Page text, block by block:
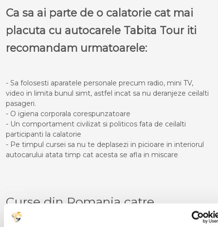
Ca sa ai parte de o calatorie cat mai
placuta cu autocarele Tabita Tour iti
recomandam urmatoarele:
- Sa folosesti aparatele personale precum radio, mini TV,
video in limita bunul simt, astfel incat sa nu deranjeze ceilalti
pasageri.
- O igiena corporala corespunzatoare
- Un comportament civilizat si politicos fata de ceilalti
participanti la calatorie
- Pe timpul cursei sa nu te deplasezi in picioare in interiorul
autocarului atata timp cat acesta se afla in miscare
Curse din Romania catre
CANNES: